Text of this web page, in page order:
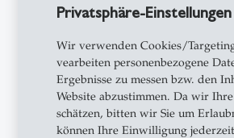
Privatsphäre-Einstellungen
Wir verwenden Cookies/
vearbeiten personenbezogene
Ergebnisse zu messen bzw. den
Website abzustimmen. Da wir
schätzen, bitten wir Sie um
können Ihre Einwilligung